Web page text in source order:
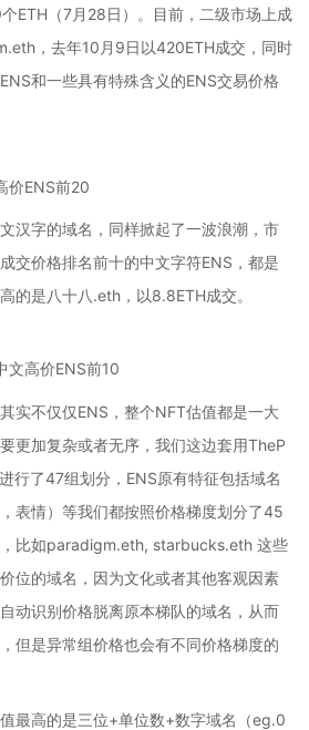
ETH（7月28日）。目前，二级市场上成
，去年10月9日以420ETH成交，同时
和一些具有特殊含义的ENS交易价格
价ENS前20
汉字的域名，同样掀起了一波浪潮，市
交价格排名前十的中文字符ENS，都是
的是八十八.eth，以8.8ETH成交。
文高价ENS前10
实不仅仅ENS，整个NFT估值都是一大
更加复杂或者无序，我们这边套用TheP
行了47组划分，ENS原有特征包括域名
表情）等我们都按照价格梯度划分了45
比如paradigm.eth, starbucks.eth 这些
位的域名，因为文化或者其他客观因素
动识别价格脱离原本梯队的域名，从而
但是异常组价格也会有不同价格梯度的
最高的是三位+单位数+数字域名（eg.0